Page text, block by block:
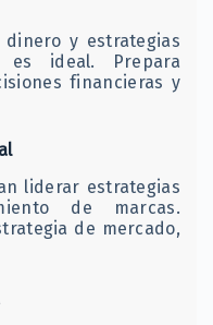
y estrategias
es ideal. Prepara
financieras y
liderar estrategias
de marcas.
de mercado,